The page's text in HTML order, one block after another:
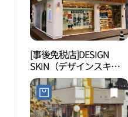
[事後免税店]DESIGN
SKIN（デザインスキ
ン）・アプクジョン（狎
鴎亭）店(디자인스킨 압
구정점)